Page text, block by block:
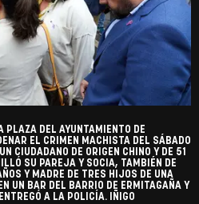
PLAZA DEL AYUNTAMIENTO DE
EL CRIMEN MACHISTA DEL SÁBADO
CIUDADANO DE ORIGEN CHINO Y DE 51
SU PAREJA Y SOCIA, TAMBIÉN DE
Y MADRE DE TRES HIJOS DE UNA
UN BAR DEL BARRIO DE ERMITAGAÑA Y
A LA POLICÍA. IÑIGO